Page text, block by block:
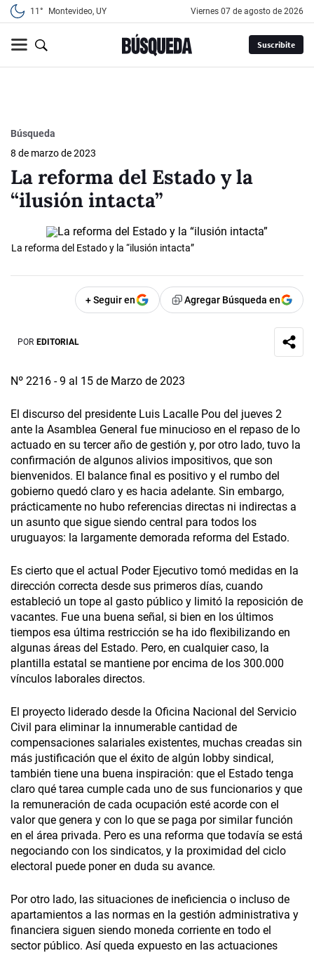
11° Montevideo, UY viernes 07 de agosto de 2026
Suscribite
Búsqueda
8 de marzo de 2023
La reforma del Estado y la
“ilusión intacta”
La reforma del Estado y la “ilusión intacta”
+ Seguir en Agregar Búsqueda en
POR EDITORIAL
Nº 2216 - 9 al 15 de Marzo de 2023
El discurso del presidente Luis Lacalle Pou del jueves 2
ante la Asamblea General fue minucioso en el repaso de lo
actuado en su tercer año de gestión y, por otro lado, tuvo la
confirmación de algunos alivios impositivos, que son
bienvenidos. El balance final es positivo y el rumbo del
gobierno quedó claro y es hacia adelante. Sin embargo,
prácticamente no hubo referencias directas ni indirectas a
un asunto que sigue siendo central para todos los
uruguayos: la largamente demorada reforma del Estado.
Es cierto que el actual Poder Ejecutivo tomó medidas en la
dirección correcta desde sus primeros días, cuando
estableció un tope al gasto público y limitó la reposición de
vacantes. Fue una buena señal, si bien en los últimos
tiempos esa última restricción se ha ido flexibilizando en
algunas áreas del Estado. Pero, en cualquier caso, la
plantilla estatal se mantiene por encima de los 300.000
vínculos laborales directos.
El proyecto liderado desde la Oficina Nacional del Servicio
Civil para eliminar la innumerable cantidad de
compensaciones salariales existentes, muchas creadas sin
más justificación que el éxito de algún lobby sindical,
también tiene una buena inspiración: que el Estado tenga
claro qué tarea cumple cada uno de sus funcionarios y que
la remuneración de cada ocupación esté acorde con el
valor que genera y con lo que se paga por similar función
en el área privada. Pero es una reforma que todavía se está
negociando con los sindicatos, y la proximidad del ciclo
electoral puede poner en duda su avance.
Por otro lado, las situaciones de ineficiencia o incluso de
apartamientos a las normas en la gestión administrativa y
financiera siguen siendo moneda corriente en todo el
sector público. Así queda expuesto en las actuaciones